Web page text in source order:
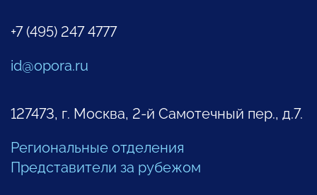
+7 (495) 247 4777
id@opora.ru
127473, г. Москва, 2-й Самотечный пер., д.7.
Региональные отделения
Представители за рубежом